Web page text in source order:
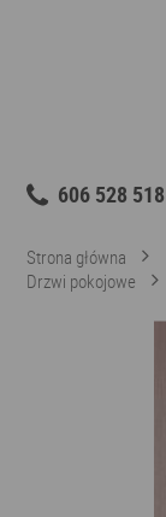
606 528 518
Strona główna
Drzwi pokojowe